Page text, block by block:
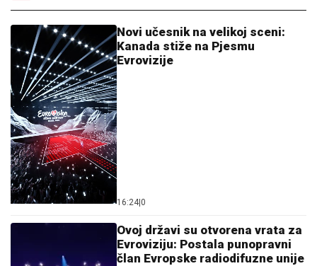
Novi učesnik na velikoj sceni:
Kanada stiže na Pjesmu
Evrovizije
16:24 0
Ovoj državi su otvorena vrata za
Evroviziju: Postala punopravni
član Evropske radiodifuzne unije